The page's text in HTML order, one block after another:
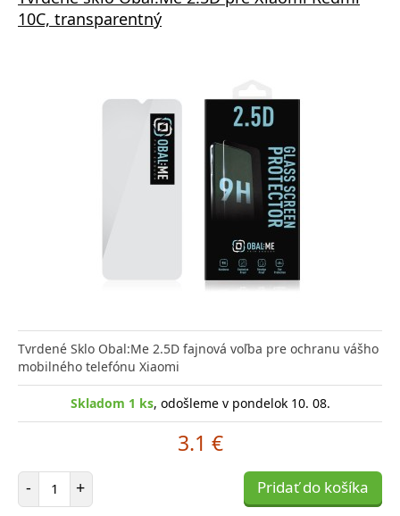
10C, transparentný
Tvrdené Sklo Obal:Me 2.5D fajnová voľba pre ochranu vášho
mobilného telefónu Xiaomi
Skladom 1 ks, odošleme v pondelok 10. 08.
3.1 €
- Počet položiek
+ Pridať do košíka